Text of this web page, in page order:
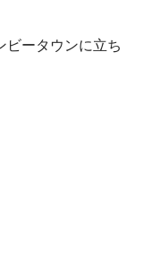
ビータウンに立ち